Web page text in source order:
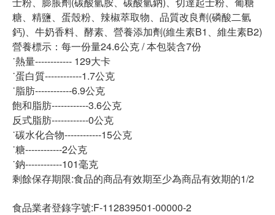
糖、精鹽、蛋殼粉、辣椒萃取物、品質改良劑(磷酸二氫
鈣)、牛奶香料、酵素、營養添加劑(維生素B1、維生素B2)
營養標示：每一份量24.6公克 / 本包裝含7份
˙熱量------------ 129大卡
˙蛋白質------------1.7公克
˙脂肪------------6.9公克
飽和脂肪------------3.6公克
反式脂肪------------0公克
˙碳水化合物------------15公克
˙糖------------2公克
˙鈉------------101毫克
剩餘保存期限:食品的商品有效期至少為商品有效期的1/2
食品業者登錄字號:F-112839501-00000-2